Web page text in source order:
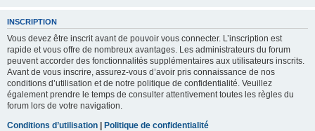
INSCRIPTION
Vous devez être inscrit avant de pouvoir vous connecter. L’inscription est
rapide et vous offre de nombreux avantages. Les administrateurs du forum
peuvent accorder des fonctionnalités supplémentaires aux utilisateurs inscrits.
Avant de vous inscrire, assurez-vous d’avoir pris connaissance de nos
conditions d’utilisation et de notre politique de confidentialité. Veuillez
également prendre le temps de consulter attentivement toutes les règles du
forum lors de votre navigation.
Conditions d’utilisation | Politique de confidentialité